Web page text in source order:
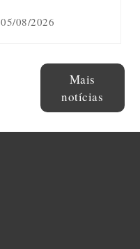
05/08/2026
Mais
notícias